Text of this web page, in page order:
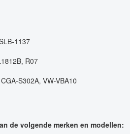
1137
R07
S302A, VW-VBA10
de volgende merken en modellen: